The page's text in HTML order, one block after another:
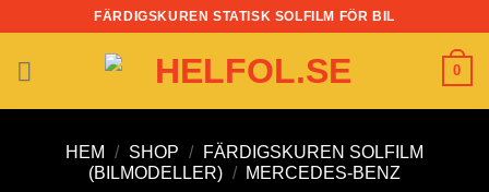
content
FÄRDIGSKUREN STATISK SOLFILM FÖR BIL
0
HEM / SHOP /
FÄRDIGSKUREN SOLFILM
(BILMODELLER) / MERCEDES-BENZ